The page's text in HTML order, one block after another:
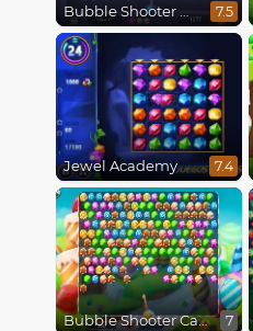
Bubble Shooter HD 7.5
Jewel Academy 7.4
Bubble Shooter Candy 7